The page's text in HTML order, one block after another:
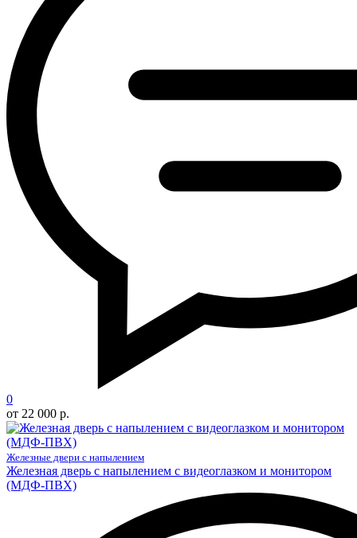
0
от 22 000 р.
Железные двери с напылением
Железная дверь с напылением с видеоглазком и монитором
(МДФ-ПВХ)